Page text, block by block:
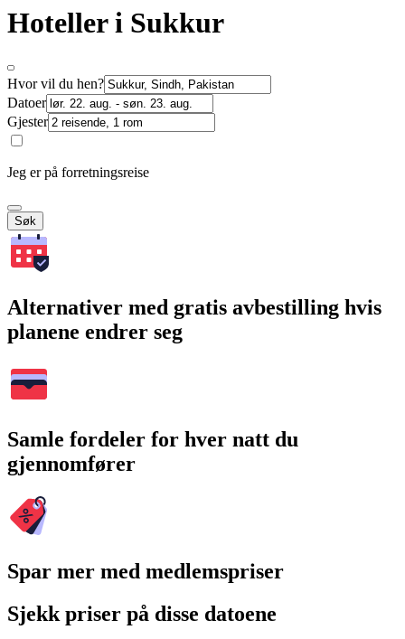
Hoteller i Sukkur
Hvor vil du hen?
Datoer
Gjester
Jeg er på forretningsreise
Søk
Alternativer med gratis avbestilling hvis
planene endrer seg
Samle fordeler for hver natt du
gjennomfører
Spar mer med medlemspriser
Sjekk priser på disse datoene